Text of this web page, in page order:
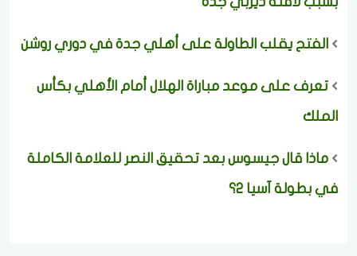
الفتح يقلب الطاولة على أهلي جدة في دوري روشن
تعرف على موعد مباراة الهلال أمام الأهلي بكأس
الملك
ماذا قال جيسوس بعد تحقيق النصر للعلامة الكاملة
في بطولة آسيا 2؟